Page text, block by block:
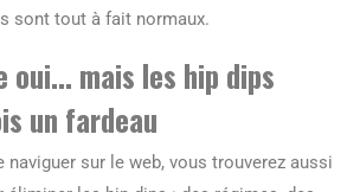
sont tout à fait normaux.
oui… mais les hip dips
un fardeau
naviguer sur le web, vous trouverez aussi